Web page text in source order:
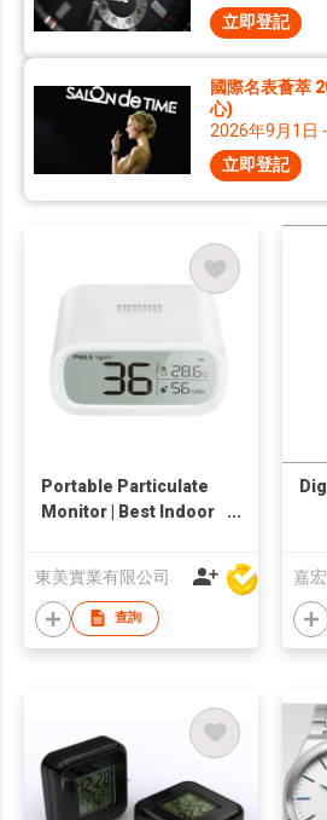
立即登記
國際名表薈萃
心)
2026年9月1日
立即登記
Portable Particulate
Monitor | Best Indoor
東美實業有限公司
查詢
嘉